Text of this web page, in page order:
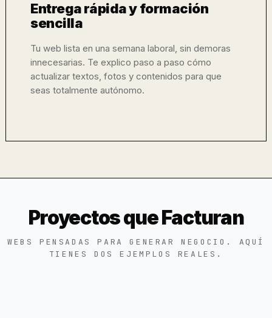
Entrega rápida y formación
sencilla
Tu web lista en una semana laboral, sin demoras
innecesarias. Te explico paso a paso cómo
actualizar textos, fotos y contenidos para que
seas totalmente autónomo.
Proyectos que Facturan
WEBS PENSADAS PARA GENERAR NEGOCIO. AQUÍ
TIENES DOS EJEMPLOS REALES.